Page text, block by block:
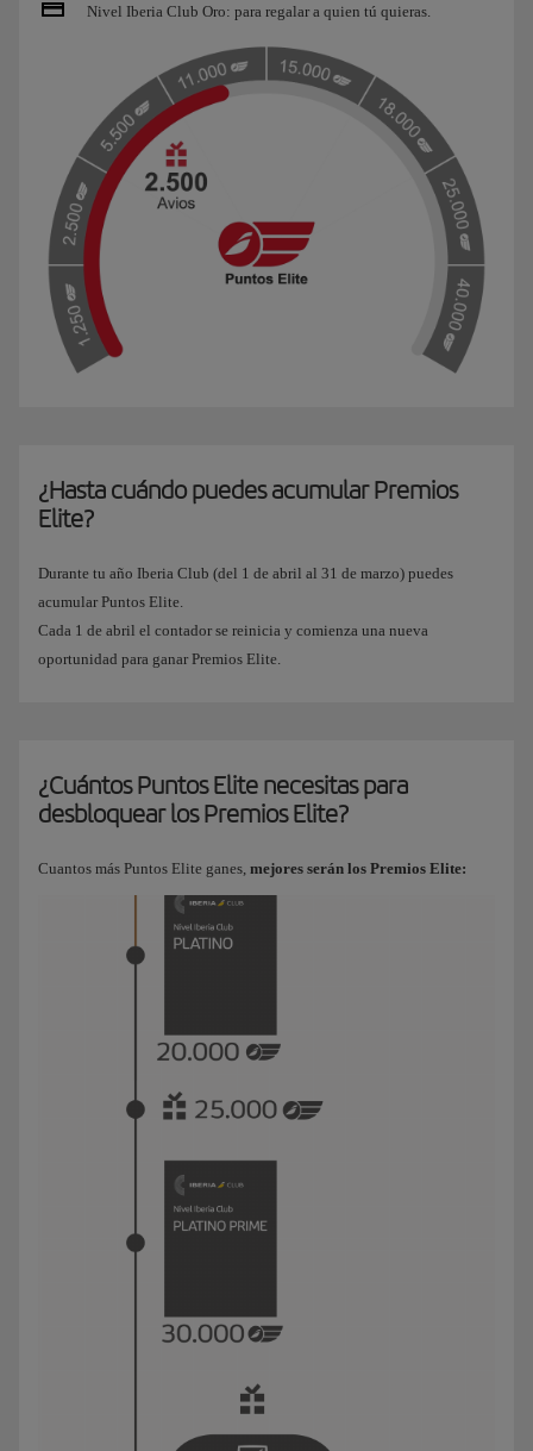
Nivel Iberia Club Oro: para regalar a quien tú quieras.
¿Hasta cuándo puedes acumular Premios
Elite?
Durante tu año Iberia Club (del 1 de abril al 31 de marzo) puedes
acumular Puntos Elite.
Cada 1 de abril el contador se reinicia y comienza una nueva
oportunidad para ganar Premios Elite.
¿Cuántos Puntos Elite necesitas para
desbloquear los Premios Elite?
Cuantos más Puntos Elite ganes, mejores serán los Premios Elite: